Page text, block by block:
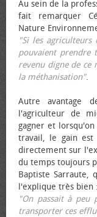
Au sein de la
fait remarquer
Nature
"Si les
pouvaient prendre
revenu digne de ce
la méthanisation".
Autre avantage
l'agriculteur de
gagner et
travail, le gain
directement sur
du temps toujours
Baptiste Sarraute,
l'explique très bien :
"On passait à peu
transporter ces